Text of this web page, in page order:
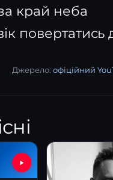
край неба
повертатись
Джерело: офіційний